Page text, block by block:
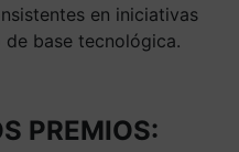
en iniciativas
base tecnológica.
PREMIOS: